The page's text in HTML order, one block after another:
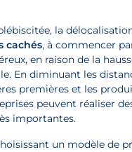
la
cachés, à commencer
en raison de la
En diminuant les
premières et les
peuvent réaliser
importantes.
un modèle de